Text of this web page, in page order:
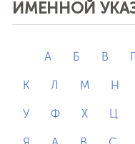
ИМЕННОЙ
А Б В Г
К Л М Н
У Ф Х Ц